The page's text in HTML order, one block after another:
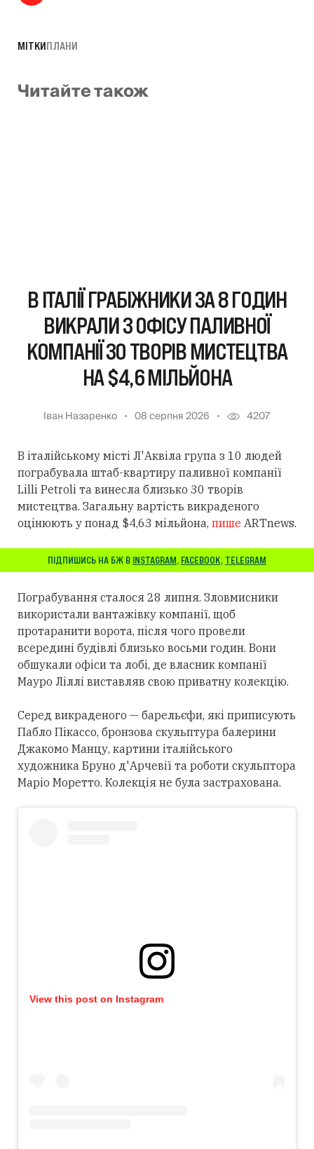
МІТКИПЛАНИ
Читайте також
В ІТАЛІЇ ГРАБІЖНИКИ ЗА 8 ГОДИН
ВИКРАЛИ З ОФІСУ ПАЛИВНОЇ
КОМПАНІЇ 30 ТВОРІВ МИСТЕЦТВА
НА $4,6 МІЛЬЙОНА
Іван Назаренко 08 серпня 2026 4207
В італійському місті Л'Аквіла група з 10 людей
пограбувала штаб-квартиру паливної компанії
Lilli Petroli та винесла близько 30 творів
мистецтва. Загальну вартість викраденого
оцінюють у понад $4,63 мільйона, пише ARTnews.
ПІДПИШИСЬ НА БЖ В INSTAGRAM, FACEBOOK, TELEGRAM
Пограбування сталося 28 липня. Зловмисники
використали вантажівку компанії, щоб
протаранити ворота, після чого провели
всередині будівлі близько восьми годин. Вони
обшукали офіси та лобі, де власник компанії
Мауро Ліллі виставляв свою приватну колекцію.
Серед викраденого — барельєфи, які приписують
Пабло Пікассо, бронзова скульптура балерини
Джакомо Манцу, картини італійського
художника Бруно д'Арчевії та роботи скульптора
Маріо Моретто. Колекція не була застрахована.
View this post on Instagram